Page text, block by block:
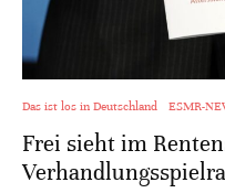
Das ist los in Deutschland ESMR-
Frei sieht im